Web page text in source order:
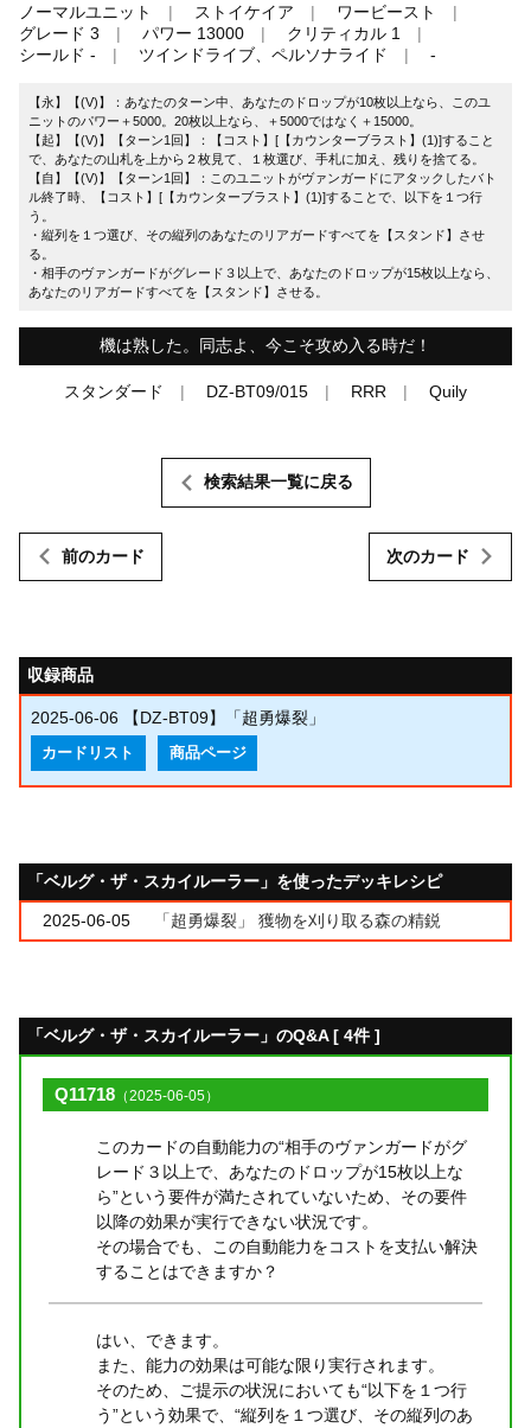
ノーマルユニット ストイケイア
ワービースト
グレード 3
パワー 13000
クリティカル 1
シールド -
ツインドライブ、ペルソナライド -
【永】【(V)】：あなたのターン中、あなたのドロップが10枚以上なら、このユ
ニットのパワー＋5000。20枚以上なら、＋5000ではなく＋15000。
【起】【(V)】【ターン1回】：【コスト】[【カウンターブラスト】(1)]すること
で、あなたの山札を上から２枚見て、１枚選び、手札に加え、残りを捨てる。
【自】【(V)】【ターン1回】：このユニットがヴァンガードにアタックしたバト
ル終了時、【コスト】[【カウンターブラスト】(1)]することで、以下を１つ行
う。
・縦列を１つ選び、その縦列のあなたのリアガードすべてを【スタンド】させ
る。
・相手のヴァンガードがグレード３以上で、あなたのドロップが15枚以上なら、
あなたのリアガードすべてを【スタンド】させる。
機は熟した。同志よ、今こそ攻め入る時だ！
スタンダード DZ-BT09/015 RRR Quily
前のカード
検索結果一覧に戻る
次のカード
収録商品
2025-06-06 【DZ-BT09】「超勇爆裂」
カードリスト 商品ページ
「ベルグ・ザ・スカイルーラー」を使ったデッキレシピ
2025-06-05 「超勇爆裂」 獲物を刈り取る森の精鋭
「ベルグ・ザ・スカイルーラー」のQ&A [ 4件 ]
Q11718 （2025-06-05）
このカードの自動能力の“相手のヴァンガードがグ
レード３以上で、あなたのドロップが15枚以上な
ら”という要件が満たされていないため、その要件
以降の効果が実行できない状況です。
その場合でも、この自動能力をコストを支払い解決
することはできますか？
はい、できます。
また、能力の効果は可能な限り実行されます。
そのため、ご提示の状況においても“以下を１つ行
う”という効果で、“縦列を１つ選び、その縦列のあ